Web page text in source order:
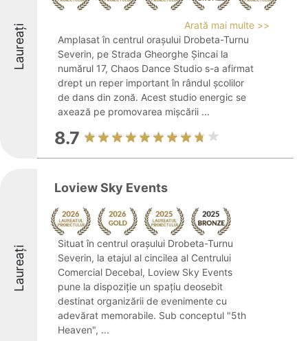
Laureați
Arată mai multe >>
Amplasat în centrul orașului Drobeta-Turnu
Severin, pe Strada Gheorghe Șincai la
numărul 17, Chaos Dance Studio s-a afirmat
drept un reper important în rândul școlilor
de dans din zonă. Acest studio energic se
axează pe promovarea mișcării ...
8.7
Laureați
Loview Sky Events
Situat în centrul orașului Drobeta-Turnu
Severin, la etajul al cincilea al Centrului
Comercial Decebal, Loview Sky Events
pune la dispoziție un spațiu deosebit
destinat organizării de evenimente cu
adevărat memorabile. Sub conceptul "5th
Heaven", ...